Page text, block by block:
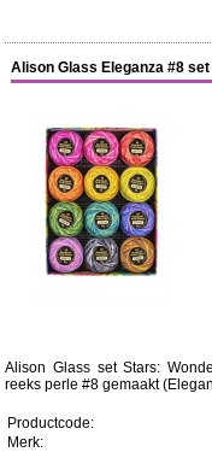
Alison Glass Eleganza #8
Alison Glass set Stars:
reeks perle #8 gemaakt
Productcode:
Merk: